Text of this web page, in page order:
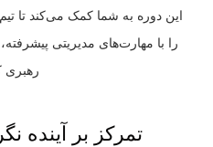
این دوره به شما کمک می‌کند تا
را با مهارت‌های مدیریتی
رهبری
تمرکز بر آینده‌